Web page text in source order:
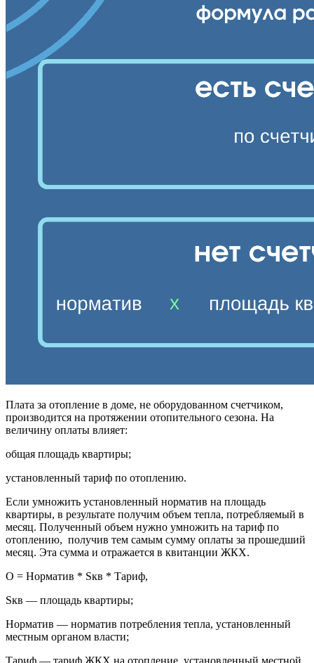
Плата за отопление в доме, не оборудованном счетчиком,
производится на протяжении отопительного сезона. На
величину оплаты влияет:
общая площадь квартиры;
установленный тариф по отоплению.
Если умножить установленный норматив на площадь
квартиры, в результате получим объем тепла, потребляемый в
месяц. Полученный объем нужно умножить на тариф по
отоплению, получив тем самым сумму оплаты за прошедший
месяц. Эта сумма и отражается в квитанции ЖКХ.
О = Норматив * Sкв * Тариф,
Sкв — площадь квартиры;
Норматив — норматив потребления тепла, установленный
местным органом власти;